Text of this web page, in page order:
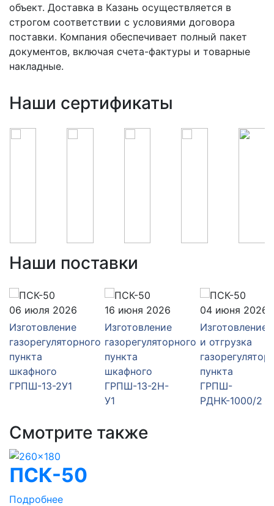
объект. Доставка в Казань осуществляется в
строгом соответствии с условиями договора
поставки. Компания обеспечивает полный пакет
документов, включая счета-фактуры и товарные
накладные.
Наши сертификаты
Наши поставки
06 июля 2026
Изготовление
газорегуляторного
пункта
шкафного
ГРПШ-13-2У1
16 июня 2026
Изготовление
газорегуляторного
пункта
шкафного
ГРПШ-13-2Н-
У1
04 июня 2026
Изготовление
и отгрузка
пункта
ГРПШ-
РДНК-1000/2
Смотрите также
ПСК-50
Подробнее